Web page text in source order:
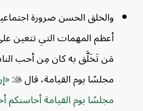
والخلق الحسن ضرورة اجتماعية
أعظم المهمات التي تتعين على
مَن تَخَلَّق به كان مِن أحب الناس
مجلسًا يوم القيامة، قال
: إنَّ
مجلسًا يوم القيامة أحاسنكم أخلاقًا